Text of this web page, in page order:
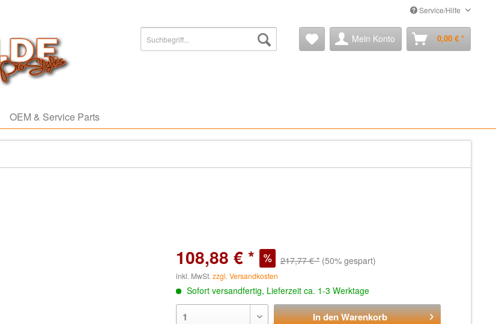
Service/Hilfe
Mein Konto 0,00 € *
OEM & Service Parts
108,88 € * 217,77 € * (50% gespart)
inkl. MwSt.zzgl. Versandkosten
Sofort versandfertig, Lieferzeit ca. 1-3 Werktage
In denWarenkorb